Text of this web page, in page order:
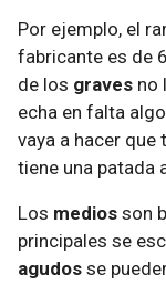
Por ejemplo, el
fabricante es de
de los graves no
echa en falta
vaya a hacer que
tiene una patada
Los medios son
principales se
agudos se